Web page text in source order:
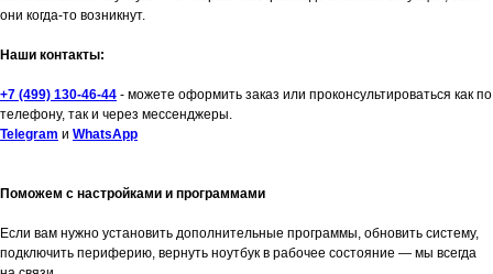
они когда-то возникнут.
Наши контакты:
+7 (499) 130-46-44 - можете оформить заказ или проконсультироваться как по
телефону, так и через мессенджеры.
Telegram и WhatsApp
Поможем с настройками и программами
Если вам нужно установить дополнительные программы, обновить систему,
подключить периферию, вернуть ноутбук в рабочее состояние — мы всегда